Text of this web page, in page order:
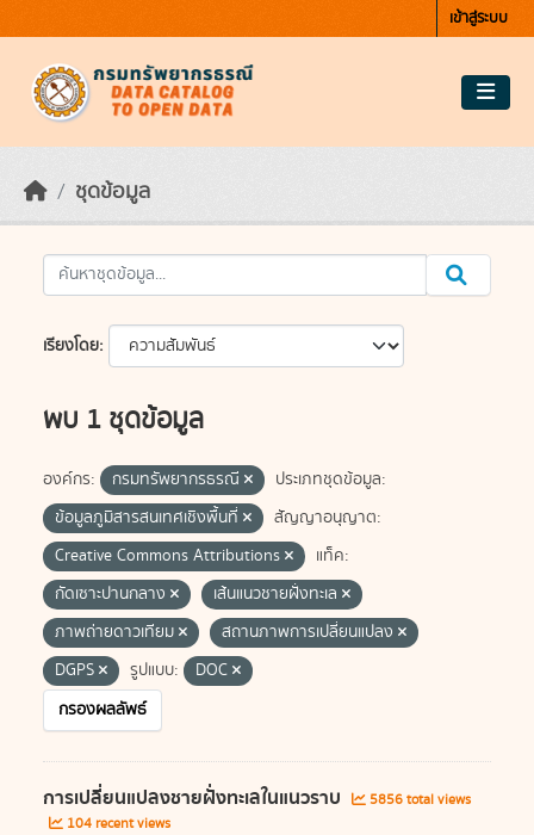
เข้าสู่ระบบ
ชุดข้อมูล
เรียงโดย
พบ 1 ชุดข้อมูล
องค์กร: กรมทรัพยากรธรณี
ประเภทชุดข้อมูล:
ข้อมูลภูมิสารสนเทศเชิงพื้นที่
สัญญาอนุญาต:
Creative Commons Attributions
แท็ค:
กัดเซาะปานกลาง
เส้นแนวชายฝั่งทะเล
ภาพถ่ายดาวเทียม
สถานภาพการเปลี่ยนแปลง
DGPS
รูปแบบ:
DOC
กรองผลลัพธ์
การเปลี่ยนแปลงชายฝั่งทะเลในแนวราบ
5856 total views
104 recent views